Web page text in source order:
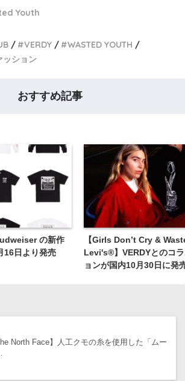
Youth
VERDY
WASTED YOUTH
ッション
おすすめ記事
の新作
16日より発売
【Girls Don’t Cry &
Levi's®】VERDYとのコ
ョンが国内10月30日に発
North Face】人工クモの糸を使用した「ムー